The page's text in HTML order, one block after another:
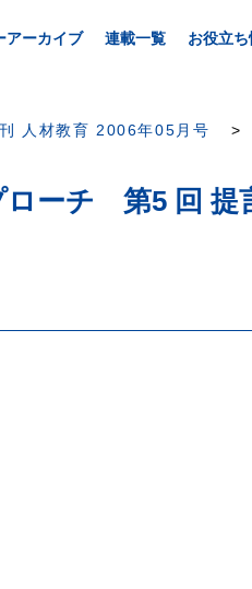
アーカイブ 連載一覧 お役立
人材教育 2006年05月号
ーチ 第5 回 提